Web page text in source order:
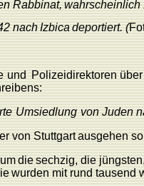
Rabbinat, wahrscheinlich
nachIzbica deportiert.(F
und Polizeidirektoren über
Umsiedlung von Juden
von Stuttgartausgehen
umdiesechzig, die
wurdenmitrund tausend